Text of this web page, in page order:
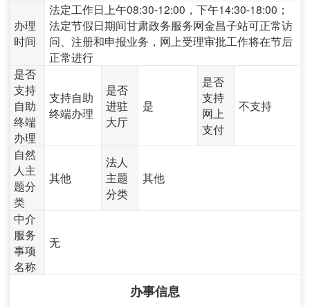
办理
时间
法定工作日上午08:30-12:00，下午14:30-18:00；
法定节假日期间甘肃政务服务网金昌子站可正常访
问、注册和申报业务，网上受理审批工作将在节后
正常进行
是否
支持
自助
终端
办理
支持自助
终端办理
是否
进驻
大厅
是
是否
支持
网上
支付
不支持
自然
人主
题分
类
其他
法人
主题
分类
其他
中介
服务
事项
名称
无
办事信息